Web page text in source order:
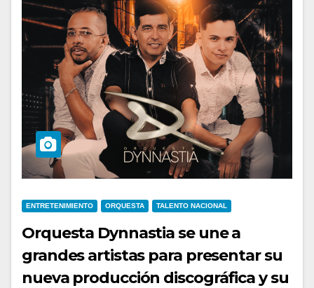
ENTRETENIMIENTO ORQUESTA TALENTO NACIONAL
Orquesta Dynnastia se une a
grandes artistas para presentar su
nueva producción discográfica y su